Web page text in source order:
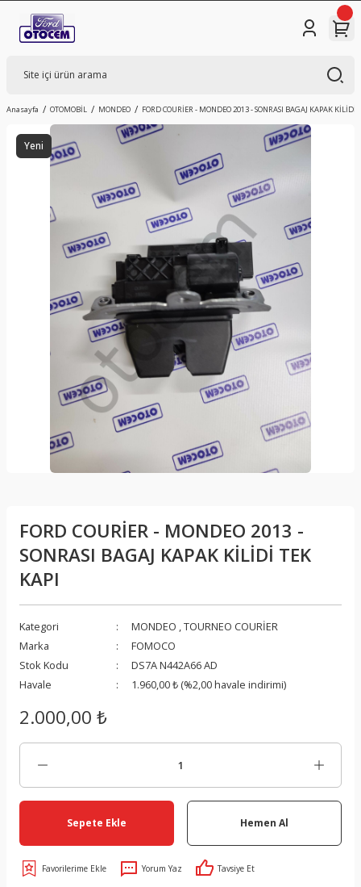
Anasayfa OTOMOBİL MONDEO FORD COURİER - MONDEO 2013 - SONRASI BAGAJ KAPAK KİLİDİ
Yeni
FORD COURİER - MONDEO 2013 -
SONRASI BAGAJ KAPAK KİLİDİ TEK
KAPI
Kategori MONDEO ,TOURNEO COURİER
Marka
FOMOCO
Stok Kodu
DS7A N442A66 AD
Havale
1.960,00 ₺ (%2,00 havale indirimi)
2.000,00 ₺
Sepete Ekle Hemen Al
Yorum Yaz Tavsiye Et